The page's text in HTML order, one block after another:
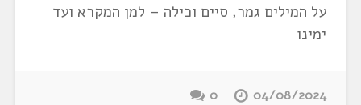
על המילים גמר, סיים וכילה – למן המקרא ועד
ימינו
04/08/2024
0